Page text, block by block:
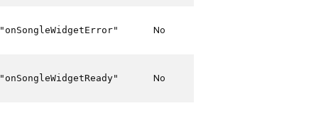
"onSongleWidgetError" No
"onSongleWidgetReady" No